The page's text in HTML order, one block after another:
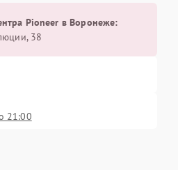
Pioneer в Воронеже:
38
21:00